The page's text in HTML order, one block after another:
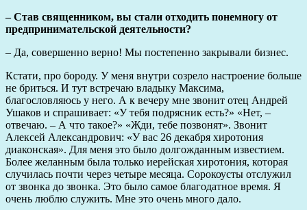
– Став священником, вы стали отходить понемногу от
предпринимательской деятельности?
– Да, совершенно верно! Мы постепенно закрывали бизнес.
Кстати, про бороду. У меня внутри созрело настроение больше
не бриться. И тут встречаю владыку Максима,
благословляюсь у него. А к вечеру мне звонит отец Андрей
Ушаков и спрашивает: «У тебя подрясник есть?» «Нет, –
отвечаю. – А что такое?» «Жди, тебе позвонят». Звонит
Алексей Александрович: «У вас 26 декабря хиротония
диаконская». Для меня это было долгожданным известием.
Более желанным была только иерейская хиротония, которая
случилась почти через четыре месяца. Сорокоусты отслужил
от звонка до звонка. Это было самое благодатное время. Я
очень люблю служить. Мне это очень много дало.